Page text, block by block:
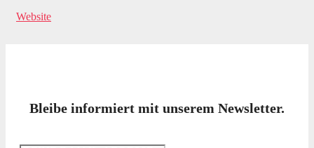
Website
Bleibe informiert mit unserem Newsletter.